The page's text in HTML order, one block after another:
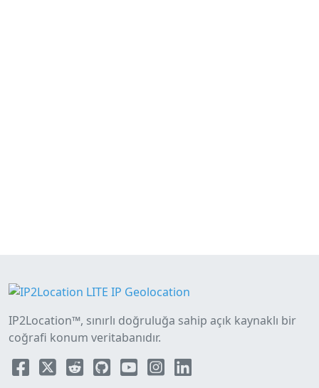
IP2Location™, sınırlı doğruluğa sahip açık kaynaklı bir
coğrafi konum veritabanıdır.